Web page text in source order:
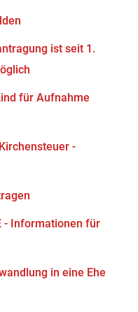
ist seit 1.
für Aufnahme
-
- Informationen für
in eine Ehe